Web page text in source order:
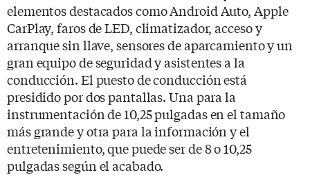
elementos destacados como Android Auto, Apple
CarPlay, faros de LED, climatizador, acceso y
arranque sin llave, sensores de aparcamiento y un
gran equipo de seguridad y asistentes a la
conducción. El puesto de conducción está
presidido por dos pantallas. Una para la
instrumentación de 10,25 pulgadas en el tamaño
más grande y otra para la información y el
entretenimiento, que puede ser de 8 o 10,25
pulgadas según el acabado.